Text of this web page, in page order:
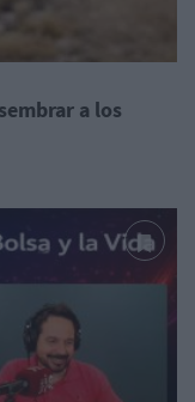
a los